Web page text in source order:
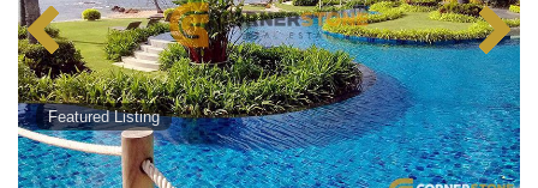
Featured Listing